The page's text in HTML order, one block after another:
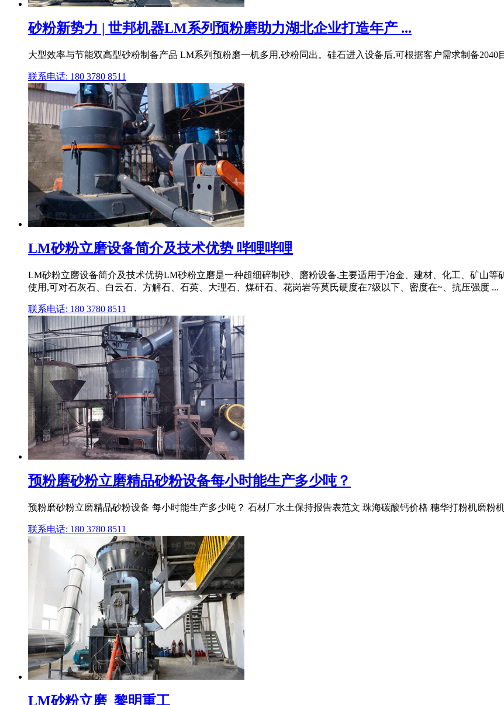
砂粉新势力 | 世邦机器LM系列预粉磨助力湖北企业打造年产 ...
大型效率与节能双高型砂粉制备产品 LM系列预粉磨一机多用,砂粉同出。硅石进入设备后,可根据客户需求制备2040
联系电话: 180 3780 8511
LM砂粉立磨设备简介及技术优势 哔哩哔哩
LM砂粉立磨设备简介及技术优势LM砂粉立磨是一种超细碎制砂、磨粉设备,主要适用于冶金、建材、化工、矿山
使用,可对石灰石、白云石、方解石、石英、大理石、煤矸石、花岗岩等莫氏硬度在7级以下、密度在~、抗压强度 ...
联系电话: 180 3780 8511
预粉磨砂粉立磨精品砂粉设备每小时能生产多少吨？
预粉磨砂粉立磨精品砂粉设备 每小时能生产多少吨？ 石材厂水土保持报告表范文 珠海碳酸钙价格 穗华打粉机磨粉
联系电话: 180 3780 8511
LM砂粉立磨_黎明重工